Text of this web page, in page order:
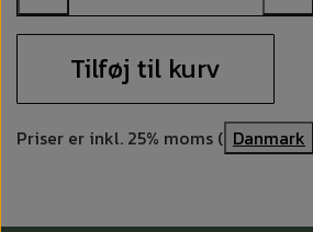
Tilføj til kurv
Priser er inkl. 25% moms ( Danmark